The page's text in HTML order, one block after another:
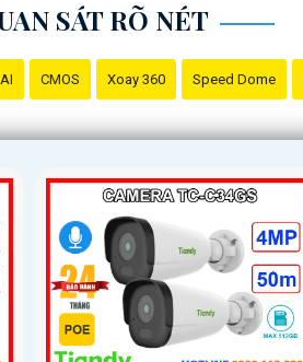
SÁT RÕ NÉT
AI CMOS Xoay 360 Speed Dome